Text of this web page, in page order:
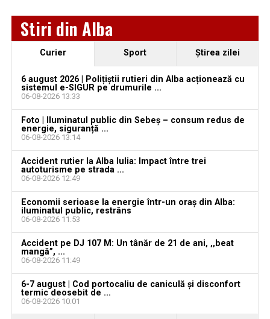
Jaf de peste 300.000 de euro, la Teiuș. Familia
păgubită susține că ancheta bate pasul pe loc, la
aproape o lună de la spargere
Locuri de muncă în Sântimbru, disponibile la 4
august 2026. AJOFM Alba a publicat lista posturilor
vacante
Locuri de muncă în Galda de Jos, disponibile la 4
august 2026. AJOFM Alba a publicat lista posturilor
vacante
Locuri de muncă în Teiuș, disponibile la 4 august
2026. AJOFM Alba a publicat lista posturilor
vacante
Bărbat de 30 de ani din Galda de Jos, reținut după
Stiri din Alba
Curier Sport Ştirea zilei
6 august 2026 | Polițiștii rutieri din Alba acționează cu
sistemul e-SIGUR pe drumurile ...
06-08-2026 13:33
Foto | Iluminatul public din Sebeș – consum redus de
energie, siguranță ...
06-08-2026 13:14
Accident rutier la Alba Iulia: Impact între trei
autoturisme pe strada ...
06-08-2026 12:49
Economii serioase la energie într-un oraș din Alba:
iluminatul public, restrâns
06-08-2026 11:53
Accident pe DJ 107 M: Un tânăr de 21 de ani, ,,beat
mangă”, ...
06-08-2026 11:49
6-7 august | Cod portocaliu de caniculă și disconfort
termic deosebit de ...
06-08-2026 10:01